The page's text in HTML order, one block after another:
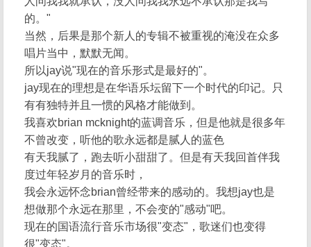
的。"
当然，后果是那个新人的专辑不被重视的淹没在众多
唱片当中，默默无闻。
所以jay说"现在的音乐形式是最好的"。
jay现在的理想是在华语乐坛留下一个时代的印记。只
有有独特并且一惯的风格才能做到。
我喜欢brian mcknight的蓝调音乐，但是他就是很多年
不曾改变，听他的歌永远都是腻人的蓝色
有天我腻了，跑去听小甜甜了。但是有天我回首伴我
度过年轻岁月的音乐时，
我会永远怀念brian曾经带来的感动的。我想jay也是
想做那个永远在那里，不会变的"感动"吧。
现在的国语流行音乐市场很"变态"，歌迷们也变得
很"变态"。